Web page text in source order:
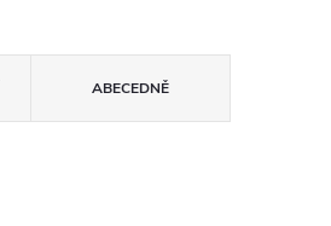
ABECEDNĚ